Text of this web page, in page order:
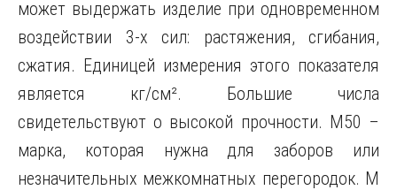
может выдержать изделие при одновременном
воздействии 3-х сил: растяжения, сгибания,
сжатия. Единицей измерения этого показателя
является кг/см². Большие числа
свидетельствуют о высокой прочности. М50 –
марка, которая нужна для заборов или
незначительных межкомнатных перегородок. М